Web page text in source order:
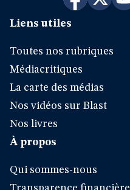
Liens utiles
Toutes nos rubriques
Médiacritiques
La carte des médias
Nos vidéos sur Blast
Nos livres
À propos
Qui sommes-nous